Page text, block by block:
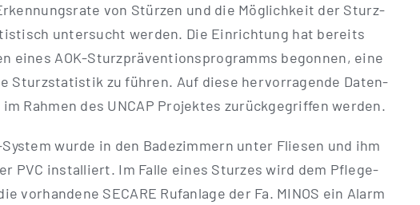
von Stür­zen und die Mög­lich­keit der Sturz­
unter­sucht wer­den. Die Ein­rich­tung hat bereits
eines AOK-Stur­z­prä­­ven­­ti­ons­­pro­­gramms begon­nen, eine
Sturz­sta­tis­tik zu füh­ren. Auf die­se her­vor­ra­gen­de Daten­
im Rah­men des UNCAP Pro­jek­tes zurück­ge­grif­fen werden.
wur­de in den Bade­zim­mern unter Flie­sen und ihm
PVC instal­liert. Im Fal­le eines Stur­zes wird dem Pfle­ge­
vor­han­de­ne SECARE Ruf­an­la­ge der Fa. MINOS ein Alarm